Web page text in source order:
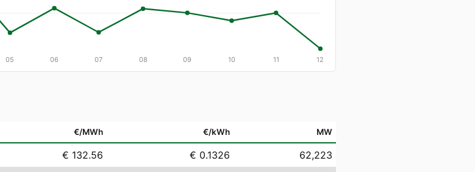
05 06 07 08 09 10 11 12
€/MWh €/kWh MW
€ 132.56 € 0.1326
62,223